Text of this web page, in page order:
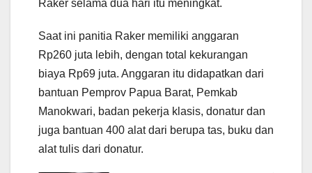
Raker selama dua hari itu meningkat.
Saat ini panitia Raker memiliki anggaran
Rp260 juta lebih, dengan total kekurangan
biaya Rp69 juta. Anggaran itu didapatkan dari
bantuan Pemprov Papua Barat, Pemkab
Manokwari, badan pekerja klasis, donatur dan
juga bantuan 400 alat dari berupa tas, buku dan
alat tulis dari donatur.